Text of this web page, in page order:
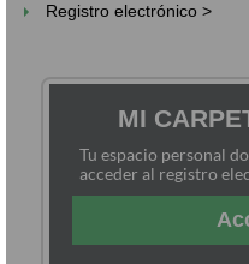
Registro electrónico >
MI
Tu espacio personal
acceder al registro